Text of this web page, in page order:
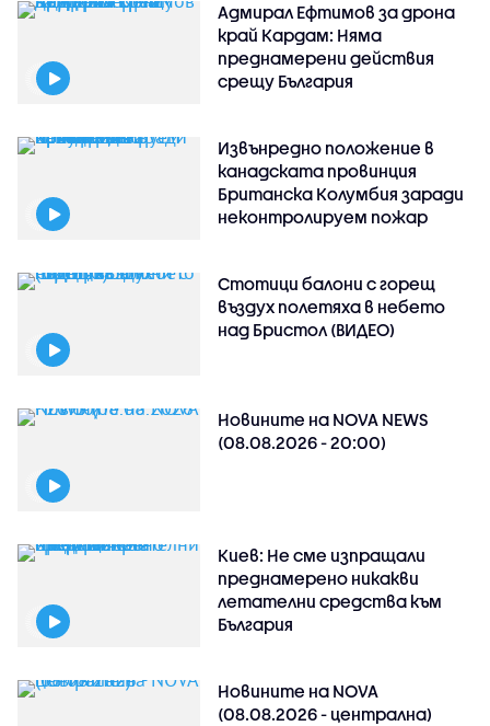
Адмирал Ефтимов за дрона
край Кардам: Няма
преднамерени действия
срещу България
Извънредно положение в
канадската провинция
Британска Колумбия заради
неконтролируем пожар
Стотици балони с горещ
въздух полетяха в небето
над Бристол (ВИДЕО)
Новините на NOVA NEWS
(08.08.2026 - 20:00)
Киев: Не сме изпращали
преднамерено никакви
летателни средства към
България
Новините на NOVA
(08.08.2026 - централна)